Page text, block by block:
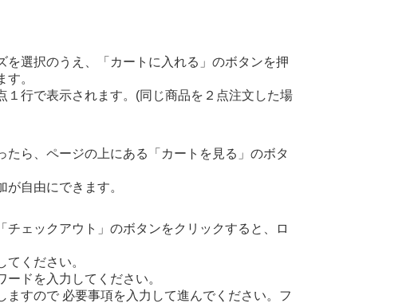
選択のうえ、「カートに入れる」のボタンを押
。
行で表示されます。(同じ商品を２点注文した場
ら、ページの上にある「カートを見る」のボタ
自由にできます。
ェックアウト」のボタンをクリックすると、ロ
ください。
ドを入力してください。
すので 必要事項を入力して進んでください。フ